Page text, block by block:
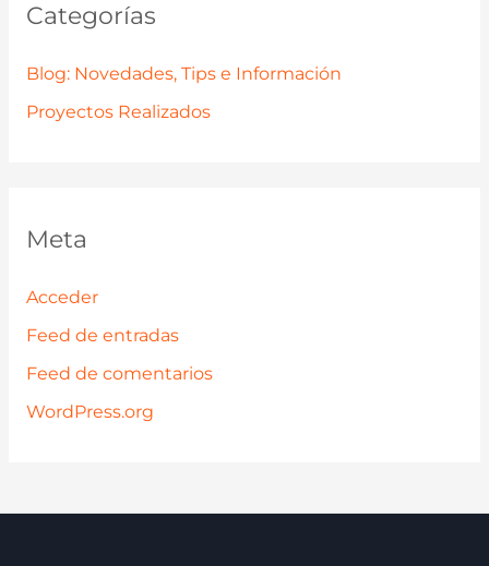
Categorías
Blog: Novedades, Tips e Información
Proyectos Realizados
Meta
Acceder
Feed de entradas
Feed de comentarios
WordPress.org